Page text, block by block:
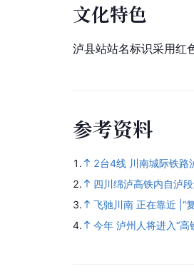
文化特色
泸县站站名标识采用红
参考资料
1.
2台4线 川南城际铁路
2.
四川绵泸高铁内自泸
3.
飞驰川南 正在靠近 |“
4.
今年 泸州人将进入“高